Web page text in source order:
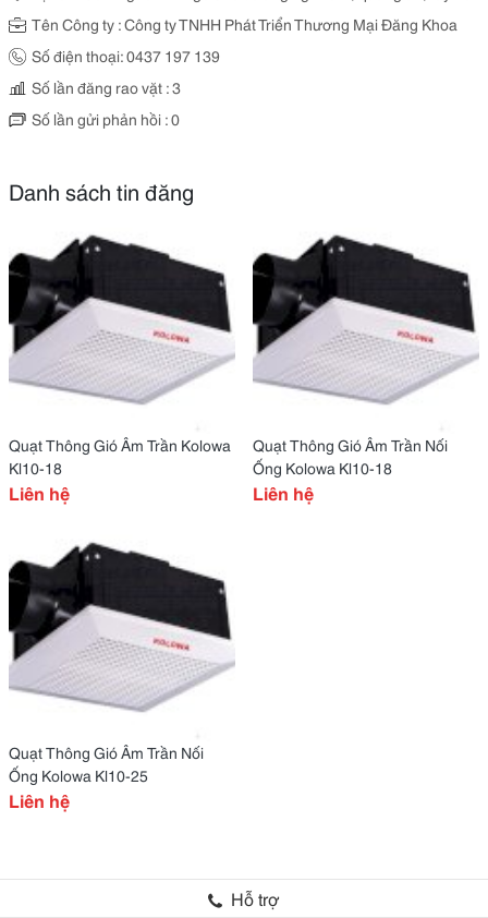
Tên Công ty : Công ty TNHH Phát Triển Thương Mại Đăng Khoa
Số điện thoại: 0437 197 139
Số lần đăng rao vặt : 3
Số lần gửi phản hồi : 0
Danh sách tin đăng
Quạt Thông Gió Âm Trần Kolowa
Kl10-18
Liên hệ
Quạt Thông Gió Âm Trần Nối
Ống Kolowa Kl10-18
Liên hệ
Quạt Thông Gió Âm Trần Nối
Ống Kolowa Kl10-25
Liên hệ
Hỗ trợ